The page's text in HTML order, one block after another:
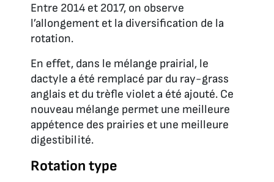
Entre 2014 et 2017, on observe
l’allongement et la diversification de la
rotation.
En effet, dans le mélange prairial, le
dactyle a été remplacé par du ray-grass
anglais et du trèfle violet a été ajouté. Ce
nouveau mélange permet une meilleure
appétence des prairies et une meilleure
digestibilité.
Rotation type